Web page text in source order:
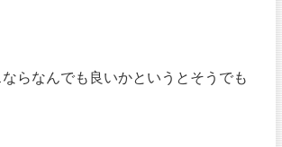
らなんでも良いかというとそうでも